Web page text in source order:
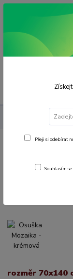
Osuška
rozměr 70x140
Přeji si odebírat
Souhlasím se